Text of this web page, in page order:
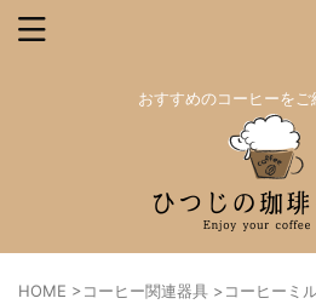
おすすめのコーヒーをご
HOME >コーヒー関連器具 >コーヒーミ